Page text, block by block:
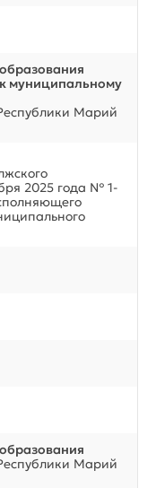
муниципальному
Марий
2025 года № 1-
Марий